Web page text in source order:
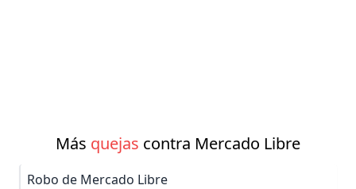
Más quejas contra Mercado Libre
Robo de Mercado Libre